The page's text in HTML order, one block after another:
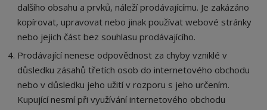
dalšího obsahu a prvků, náleží prodávajícímu. Je zakázáno
kopírovat, upravovat nebo jinak používat webové stránky
nebo jejich část bez souhlasu prodávajícího.
Prodávající nenese odpovědnost za chyby vzniklé v
důsledku zásahů třetích osob do internetového obchodu
nebo v důsledku jeho užití v rozporu s jeho určením.
Kupující nesmí při využívání internetového obchodu